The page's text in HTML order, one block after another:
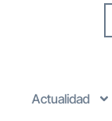
Actualidad